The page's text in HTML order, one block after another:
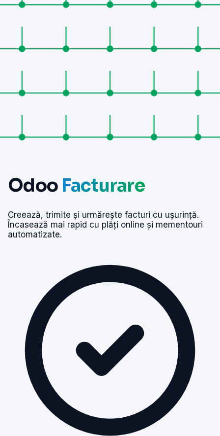
Odoo Facturare
Creează, trimite și urmărește facturi cu ușurință.
Încasează mai rapid cu plăți online și mementouri
automatizate.